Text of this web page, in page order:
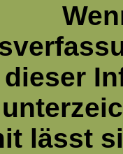
lässt